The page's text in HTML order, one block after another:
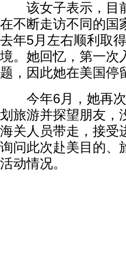
该女子表示，目前
在不断走访不同的国
去年5月左右顺利取
境。她回忆，第一次
题，因此她在美国停
今年6月，她再次
划旅游并探望朋友，
海关人员带走，接受
询问此次赴美目的、
活动情况。